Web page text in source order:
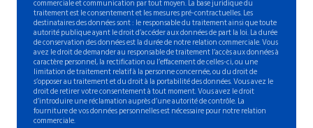
commerciale et communication par tout moyen. La base juridique du
traitement est le consentement et les mesures pré-contractuelles. Les
destinataires des données sont : le responsable du traitement ainsi que toute
autorité publique ayant le droit d’accéder aux données de part la loi. La durée
de conservation des données est la durée de notre relation commerciale. Vous
avez le droit de demander au responsable de traitement l’accès aux données à
caractère personnel, la rectification ou l’effacement de celles-ci, ou une
limitation de traitement relatif à la personne concernée, ou du droit de
s’opposer au traitement et du droit à la portabilité des données. Vous avez le
droit de retirer votre consentement à tout moment. Vous avez le droit
d’introduire une réclamation auprès d’une autorité de contrôle. La
fourniture de vos données personnelles est nécessaire pour notre relation
commerciale.